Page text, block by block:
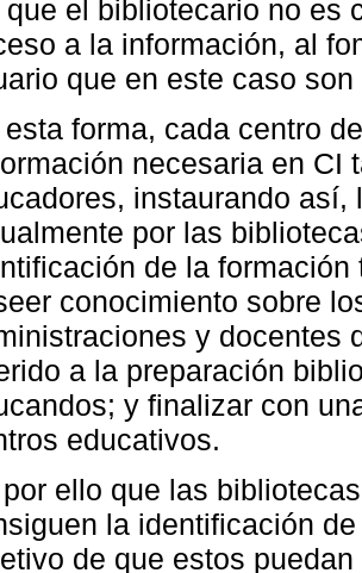
que el bibliotecario no es
a la información, al
que en este caso
esta forma, cada centro
necesaria en CI
instaurando
por las
de la
conocimiento sobre
y docentes
a la preparación
y finalizar con
educativos.
ello que las
la identificación
de que estos